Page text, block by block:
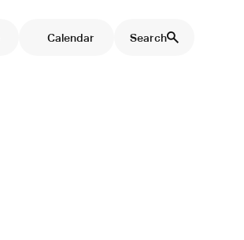
Calendar Search